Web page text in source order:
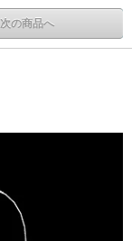
次の商品へ